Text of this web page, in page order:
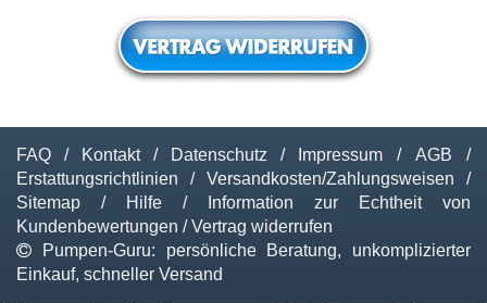
FAQ / Kontakt / Datenschutz / Impressum / AGB
/
Erstattungsrichtlinien
/ Versandkosten/Zahlungsweisen
/
Sitemap
/ Hilfe /
Information zur Echtheit von
Kundenbewertungen / Vertrag widerrufen
Pumpen-Guru: persönliche Beratung, unkomplizierter
Einkauf, schneller Versand